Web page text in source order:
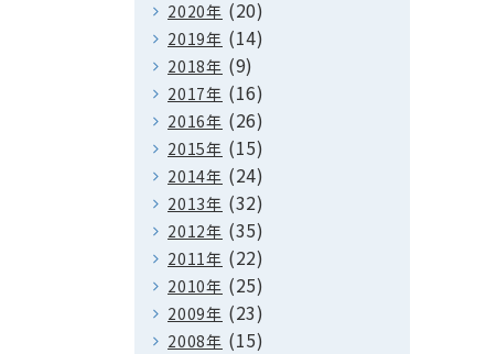
2020年 (20)
2019年 (14)
2018年 (9)
2017年 (16)
2016年 (26)
2015年 (15)
2014年 (24)
2013年 (32)
2012年 (35)
2011年 (22)
2010年 (25)
2009年 (23)
2008年 (15)